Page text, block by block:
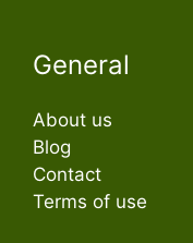
General
About us
Blog
Contact
Terms of use